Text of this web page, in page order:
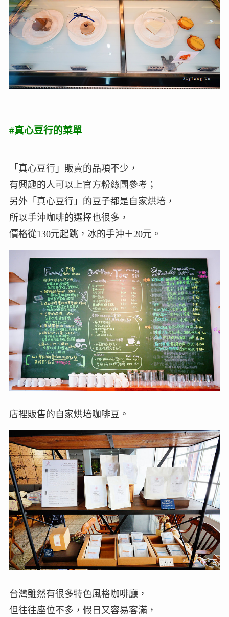
#真心豆行的菜單
「真心豆行」販賣的品項不少，
有興趣的人可以上官方粉絲團參考；
另外「真心豆行」的豆子都是自家烘培，
所以手沖咖啡的選擇也很多，
價格從130元起跳，冰的手沖＋20元。
店裡販售的自家烘培咖啡豆。
台灣雖然有很多特色風格咖啡廳，
但往往座位不多，假日又容易客滿，